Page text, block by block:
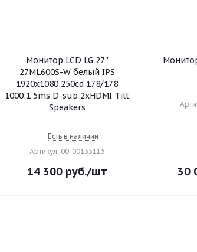
Монитор LCD LG 27''
27ML600S-W белый IPS
1920х1080 250cd 178/178
1000:1 5ms D-sub 2xHDMI Tilt
Speakers
Есть в наличии
Артикул: 00-00135115
14 300руб./шт 30